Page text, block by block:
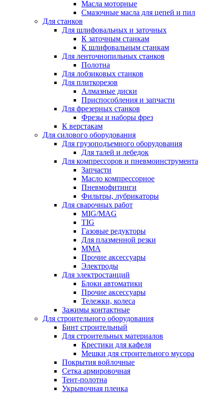
Масла моторные
Смазочные масла для цепей и пил
Для станков
Для шлифовальных и заточных
К заточным станкам
К шлифовальным станкам
Для ленточнопильных станков
Полотна
Для лобзиковых станков
Для плиткорезов
Алмазные диски
Приспособления и запчасти
Для фрезерных станков
Фрезы и наборы фрез
К верстакам
Для силового оборудования
Для грузоподъемного оборудования
Для талей и лебедок
Для компрессоров и пневмоинструмента
Запчасти
Масло компрессорное
Пневмофитинги
Фильтры, лубрикаторы
Для сварочных работ
MIG/MAG
TIG
Газовые редукторы
Для плазменной резки
ММА
Прочие аксессуары
Электроды
Для электростанций
Блоки автоматики
Прочие аксессуары
Тележки, колеса
Зажимы контактные
Для строительного оборудования
Бинт строительный
Для строительных материалов
Крестики для кафеля
Мешки для строительного мусора
Покрытия войлочные
Сетка армировочная
Тент-полотна
Укрывочная пленка